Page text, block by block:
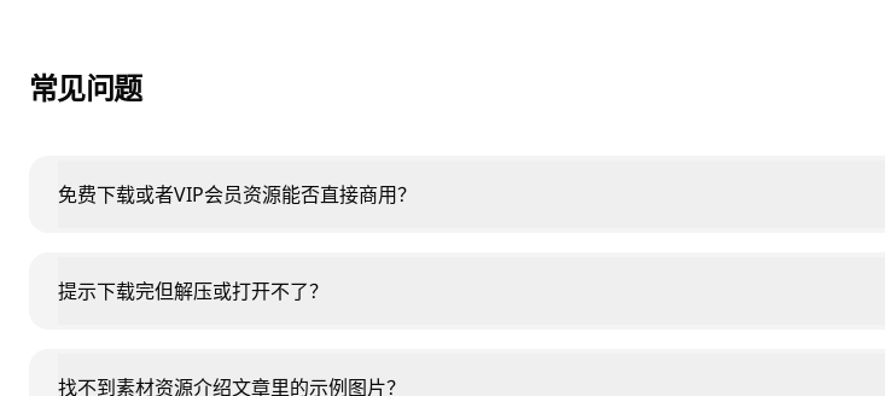
常见问题
免费下载或者VIP会员资源能否直接商用？
提示下载完但解压或打开不了？
找不到素材资源介绍文章里的示例图片？